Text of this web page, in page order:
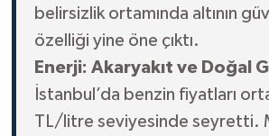
belirsizlik ortamında altının
özelliği yine öne çıktı.
Enerji: Akaryakıt ve Doğal
İstanbul’da benzin fiyatları
TL/litre seviyesinde seyretti.